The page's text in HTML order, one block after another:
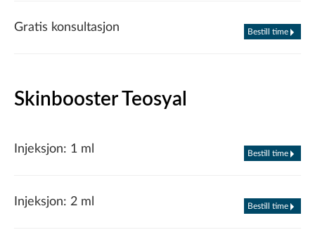
Gratis konsultasjon Bestill time
Skinbooster Teosyal
Injeksjon: 1 ml Bestill time
Injeksjon: 2 ml Bestill time